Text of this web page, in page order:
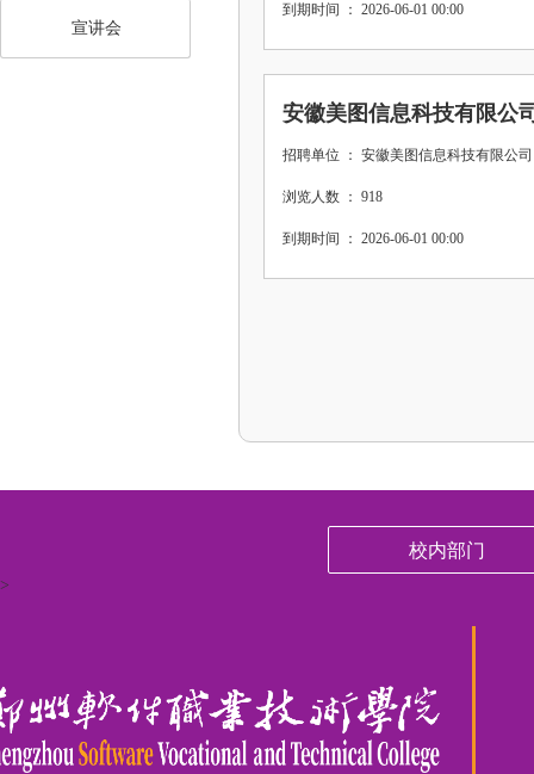
宣讲会
到期时间 ： 2026-06-01 00:00
安徽美图信息科技有限公
招聘单位 ： 安徽美图信息科技有限公司
浏览人数 ： 918
到期时间 ： 2026-06-01 00:00
校内部门
>